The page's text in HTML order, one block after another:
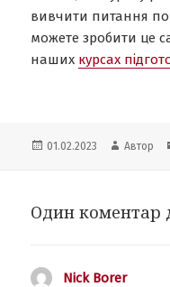
вивчити питання
можете зробити це
наших курсах
Опубліковано
01.02.2023 Автор
Автор
Один коментар
Nick Borer: